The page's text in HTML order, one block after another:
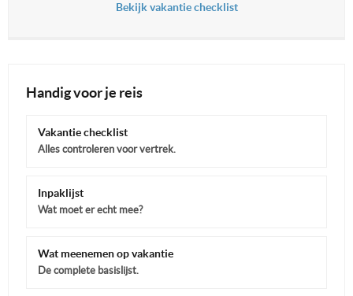
Bekijk vakantie checklist
Handig voor je reis
Vakantie checklist
Alles controleren voor vertrek.
Inpaklijst
Wat moet er echt mee?
Wat meenemen op vakantie
De complete basislijst.